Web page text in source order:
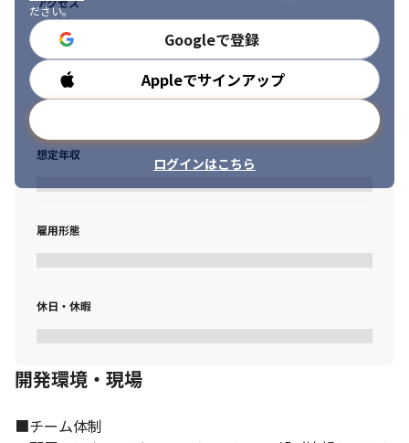
ださい。
Googleで登録
Appleでサインアップ
ログインはこちら
勤務時間
想定年収
雇用形態
休日・休暇
開発環境・現場
■チーム体制